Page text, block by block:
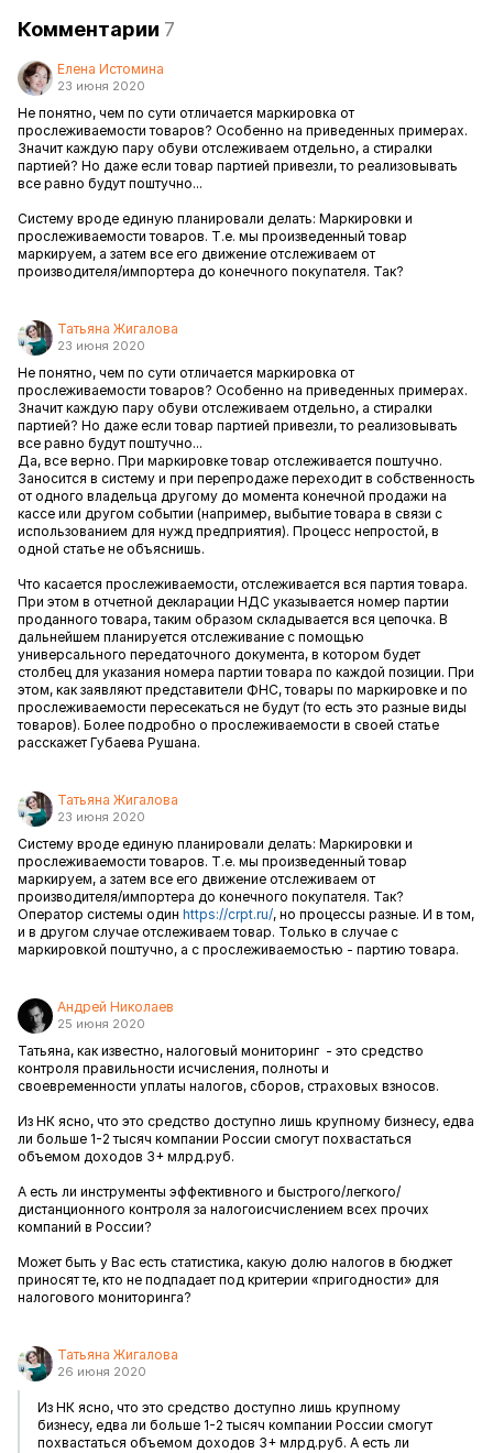
Комментарии 7
Елена Истомина
23 июня 2020
Не понятно, чем по сути отличается маркировка от
прослеживаемости товаров? Особенно на приведенных примерах.
Значит каждую пару обуви отслеживаем отдельно, а стиралки
партией? Но даже если товар партией привезли, то реализовывать
все равно будут поштучно...
Систему вроде единую планировали делать: Маркировки и
прослеживаемости товаров. Т.е. мы произведенный товар
маркируем, а затем все его движение отслеживаем от
производителя/импортера до конечного покупателя. Так?
Татьяна Жигалова
23 июня 2020
Не понятно, чем по сути отличается маркировка от
прослеживаемости товаров? Особенно на приведенных примерах.
Значит каждую пару обуви отслеживаем отдельно, а стиралки
партией? Но даже если товар партией привезли, то реализовывать
все равно будут поштучно...
Да, все верно. При маркировке товар отслеживается поштучно.
Заносится в систему и при перепродаже переходит в собственность
от одного владельца другому до момента конечной продажи на
кассе или другом событии (например, выбытие товара в связи с
использованием для нужд предприятия). Процесс непростой, в
одной статье не объяснишь.
Что касается прослеживаемости, отслеживается вся партия товара.
При этом в отчетной декларации НДС указывается номер партии
проданного товара, таким образом складывается вся цепочка. В
дальнейшем планируется отслеживание с помощью
универсального передаточного документа, в котором будет
столбец для указания номера партии товара по каждой позиции. При
этом, как заявляют представители ФНС, товары по маркировке и по
прослеживаемости пересекаться не будут (то есть это разные виды
товаров). Более подробно о прослеживаемости в своей статье
расскажет Губаева Рушана.
Татьяна Жигалова
23 июня 2020
Систему вроде единую планировали делать: Маркировки и
прослеживаемости товаров. Т.е. мы произведенный товар
маркируем, а затем все его движение отслеживаем от
производителя/импортера до конечного покупателя. Так?
Оператор системы один https://crpt.ru/, но процессы разные. И в том,
и в другом случае отслеживаем товар. Только в случае с
маркировкой поштучно, а с прослеживаемостью - партию товара.
Андрей Николаев
25 июня 2020
Татьяна, как известно, налоговый мониторинг - это средство
контроля правильности исчисления, полноты и
своевременности уплаты налогов, сборов, страховых взносов.
Из НК ясно, что это средство доступно лишь крупному бизнесу, едва
ли больше 1-2 тысяч компании России смогут похвастаться
объемом доходов 3+ млрд.руб.
А есть ли инструменты эффективного и быстрого/легкого/
дистанционного контроля за налогоисчислением всех прочих
компаний в России?
Может быть у Вас есть статистика, какую долю налогов в бюджет
приносят те, кто не подпадает под критерии «пригодности» для
налогового мониторинга?
Татьяна Жигалова
26 июня 2020
Из НК ясно, что это средство доступно лишь крупному
бизнесу, едва ли больше 1-2 тысяч компании России смогут
похвастаться объемом доходов 3+ млрд.руб. А есть ли